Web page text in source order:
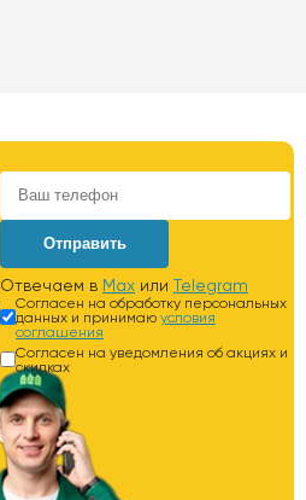
Отправить
Отвечаем в Max или Telegram
Согласен на обработку персональных
данных и принимаю условия
соглашения
Согласен на уведомления об акциях и
скидках